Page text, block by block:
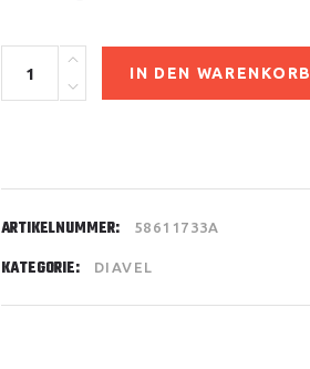
Benzintank
IN DEN WARENKORB
ARTIKELNUMMER: 58611733A
KATEGORIE: DIAVEL